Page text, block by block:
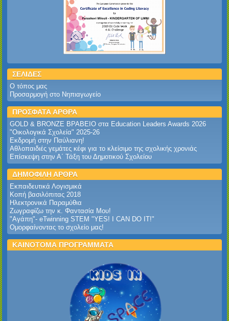
ΣΕΛΙΔΕΣ
Ο τόπος μας
Προσαρμογή στο Νηπιαγωγείο
ΠΡΟΣΦΑΤΑ ΑΡΘΡΑ
GOLD & BRONZE ΒΡΑΒΕΙΟ στα Education Leaders Awards 2026‎
‎"Οικολογικά Σχολεία" 2025-26‎
Εκδρομή στην Παύλιανη!‎
Αθλοπαιδιές γεμάτες κέφι για το κλείσιμο της σχολικής χρονιάς
Επίσκεψη στην Α΄ Τάξη του Δημοτικού Σχολείου
ΔΗΜΟΦΙΛΗ ΑΡΘΡΑ
Εκπαιδευτικά Λογισμικά
Κοπή βασιλόπιτας 2018
Ηλεκτρονικά Παραμύθια
Ζωγραφίζω την κ. Φαντασία Μου!
"Αγάπη"- eTwinning STEM "YES! I CAN DO IT!"
Ομορφαίνοντας το σχολείο μας!
ΚΑΙΝΟΤΟΜΑ ΠΡΟΓΡΑΜΜΑΤΑ